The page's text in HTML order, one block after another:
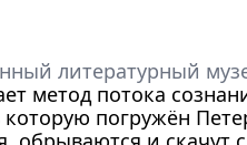
литературный
метод потока
погружён